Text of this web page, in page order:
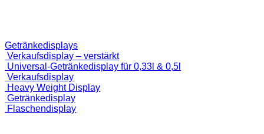
Getränkedisplays
Verkaufsdisplay – verstärkt
Universal-Getränkedisplay für 0,33l & 0,5l
Verkaufsdisplay
Heavy Weight Display
Getränkedisplay
Flaschendisplay